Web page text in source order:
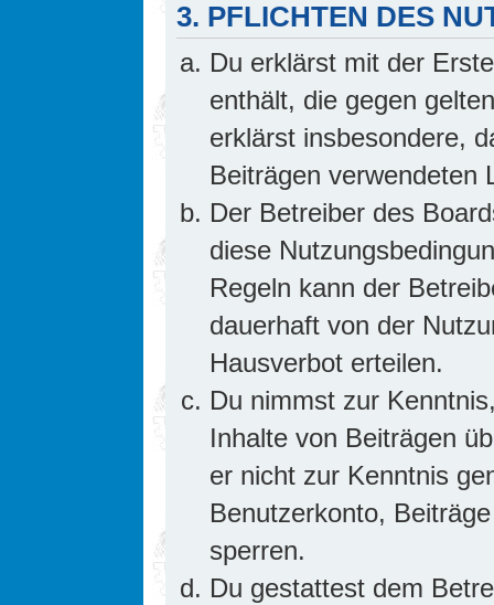
3. PFLICHTEN DES
Du erklärst mit der
enthält, die gegen
erklärst insbesondere,
Beiträgen verwendeten
Der Betreiber des
diese
Regeln kann der
dauerhaft von der
Hausverbot erteilen.
Du nimmst zur
Inhalte von Beiträgen
er nicht zur Kenntnis
Benutzerkonto,
sperren.
Du gestattest dem